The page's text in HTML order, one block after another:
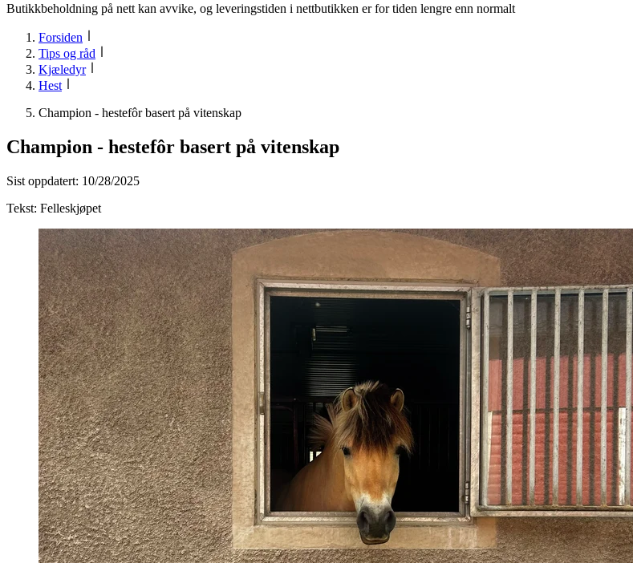
Butikkbeholdning på nett kan avvike, og leveringstiden i nettbutikken er for tiden lengre enn normalt
Forsiden
Tips og råd
Kjæledyr
Hest
Champion - hestefôr basert på vitenskap
Champion - hestefôr basert på vitenskap
Sist oppdatert: 10/28/2025
Tekst: Felleskjøpet